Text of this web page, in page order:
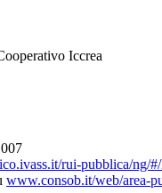
Iccrea
rui-pubblica/ng/
www.consob.it/web/area-